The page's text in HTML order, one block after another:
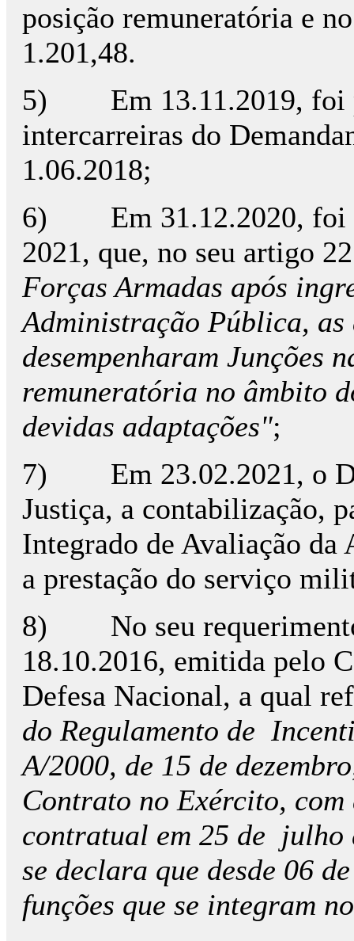
posição remuneratória e
1.201,48.
5) Em 13.11.2019, foi
intercarreiras do
1.06.2018;
6) Em 31.12.2020, foi
2021, que, no seu artigo
Forças Armadas após
Administração Pública, as
desempenharam Junções
remuneratória no âmbito
devidas adaptações";
7) Em 23.02.2021, o
Justiça, a contabilização,
Integrado de Avaliação da
a prestação do serviço
8) No seu requerimento
18.10.2016, emitida pelo
Defesa Nacional, a qual
do Regulamento de
A/2000, de 15 de
Contrato no Exército,
contratual em 25 de julho
se declara que desde 06
funções que se integram